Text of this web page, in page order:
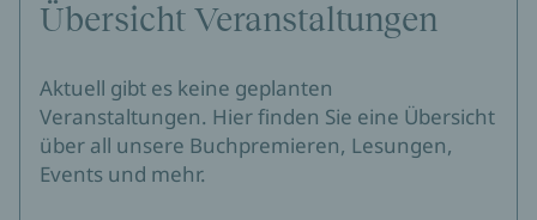
Übersicht Veranstaltungen
Aktuell gibt es keine geplanten
Veranstaltungen. Hier finden Sie eine Übersicht
über all unsere Buchpremieren, Lesungen,
Events und mehr.